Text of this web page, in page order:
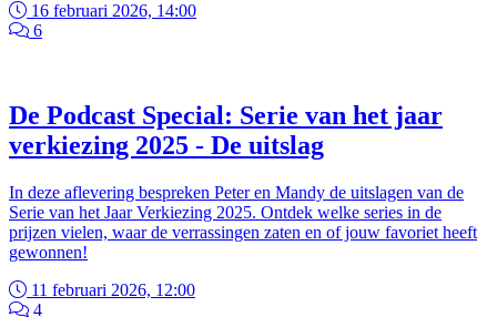
16 februari 2026, 14:00
6
De Podcast Special: Serie van het jaar
verkiezing 2025 - De uitslag
In deze aflevering bespreken Peter en Mandy de uitslagen van de
Serie van het Jaar Verkiezing 2025. Ontdek welke series in de
prijzen vielen, waar de verrassingen zaten en of jouw favoriet heeft
gewonnen!
11 februari 2026, 12:00
4